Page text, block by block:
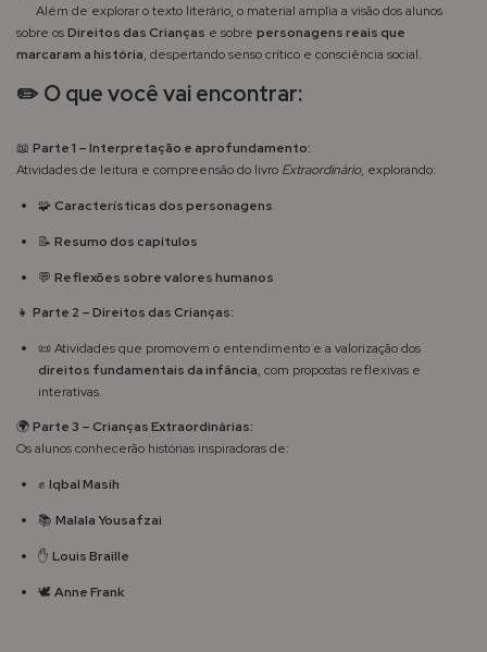
Além de explorar o texto literário, o material amplia a visão dos alunos
sobre osDireitos das Crianças e sobre personagens reais que
marcaram a história, despertando senso crítico e consciência social.
✏️ O que você vai encontrar:
📖 Parte 1 – Interpretação e aprofundamento:
Atividades de leitura e compreensão do livro Extraordinário, explorando:
🧩Características dos personagens
📝 Resumo dos capítulos
💬 Reflexões sobre valores humanos
👧 Parte 2 – Direitos das Crianças:
📜 Atividades que promovem o entendimento e a valorização dos
direitos fundamentais da infância, com propostas reflexivas e
interativas.
🌍Parte 3 – Crianças Extraordinárias:
Os alunos conhecerão histórias inspiradoras de:
✊ Iqbal Masih
📚 Malala Yousafzai
✋ Louis Braille
🕊️ Anne Frank